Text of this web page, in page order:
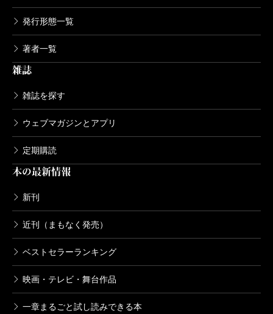
発行形態一覧
著者一覧
雑誌
雑誌を探す
ウェブマガジンとアプリ
定期購読
本の最新情報
新刊
近刊（まもなく発売）
ベストセラーランキング
映画・テレビ・舞台作品
一章まるごと試し読みできる本